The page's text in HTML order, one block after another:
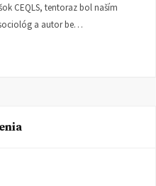
CEQLS, tentoraz bol naším
a autor be…